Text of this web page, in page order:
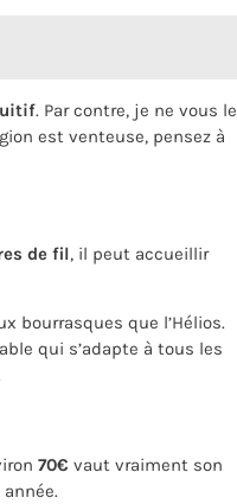
. Par contre, je ne vous le
est venteuse, pensez à
de fil, il peut accueillir
bourrasques que l’Hélios.
qui s’adapte à tous les
70€ vaut vraiment son